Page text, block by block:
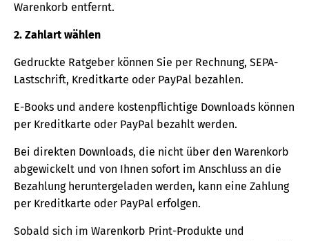
Warenkorb entfernt.
2. Zahlart wählen
Gedruckte Ratgeber können Sie per Rechnung, SEPA-
Lastschrift, Kreditkarte oder PayPal bezahlen.
E-Books und andere kostenpflichtige Downloads können
per Kreditkarte oder PayPal bezahlt werden.
Bei direkten Downloads, die nicht über den Warenkorb
abgewickelt und von Ihnen sofort im Anschluss an die
Bezahlung heruntergeladen werden, kann eine Zahlung
per Kreditkarte oder PayPal erfolgen.
Sobald sich im Warenkorb Print-Produkte und